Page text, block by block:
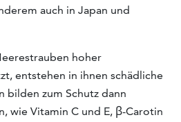
auch in Japan und
hoher
entstehen in ihnen schädliche
bilden zum Schutz dann
wie Vitamin C und E, β-Carotin